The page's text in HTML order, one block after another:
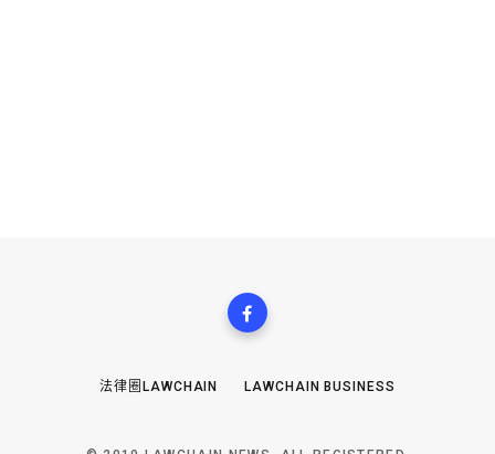
法律圈LAWCHAIN LAWCHAIN BUSINESS